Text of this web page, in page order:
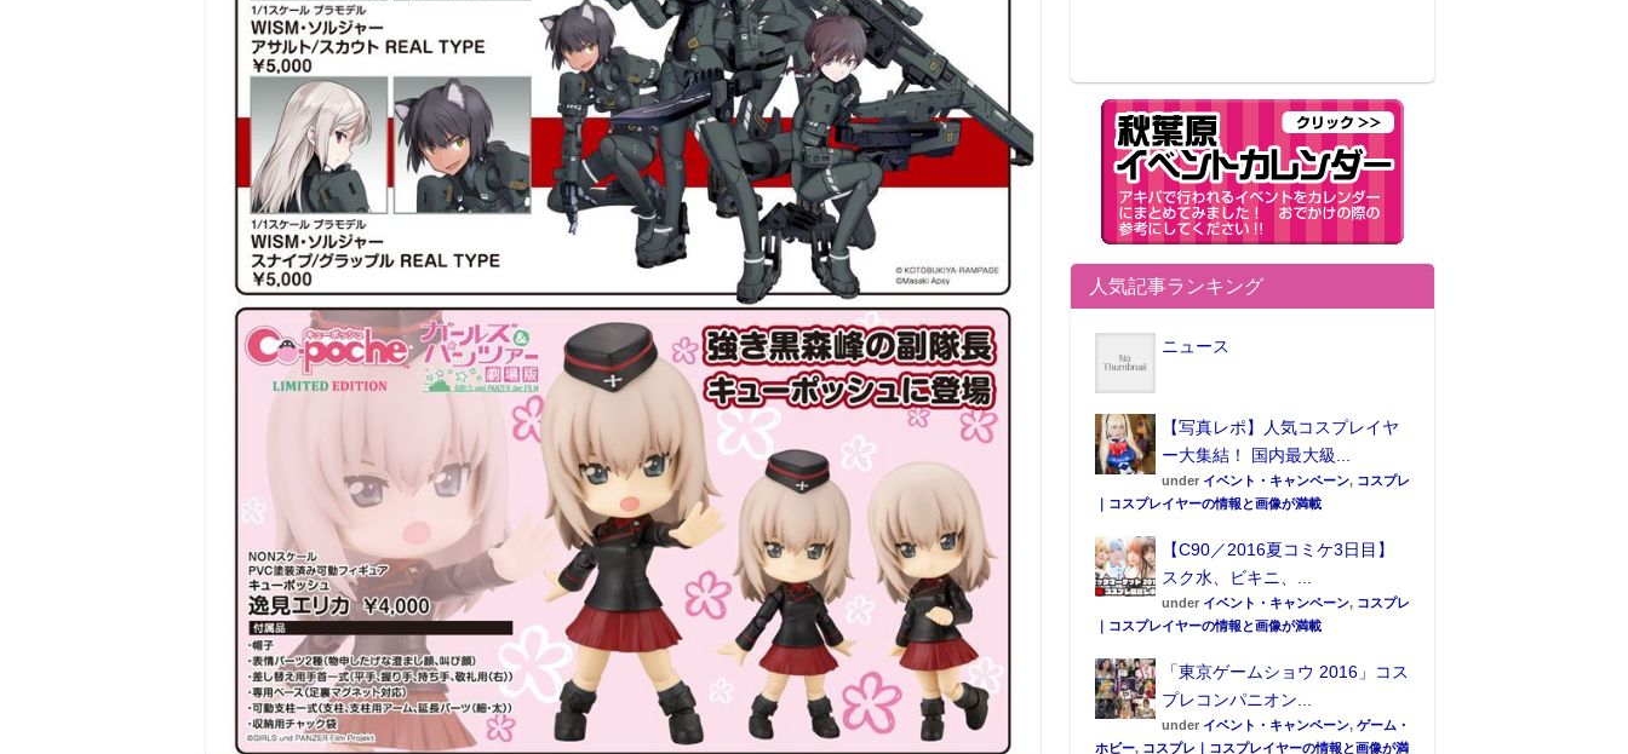
人気記事ランキング
ニュース
【写真レポ】人気コスプレイヤ
ー大集結！ 国内最大級...
under イベント・キャンペーン, コスプレ
｜コスプレイヤーの情報と画像が満載
【C90／2016夏コミケ3日目】
スク水、ビキニ、...
under イベント・キャンペーン, コスプレ
｜コスプレイヤーの情報と画像が満載
「東京ゲームショウ 2016」コス
プレコンパニオン...
under イベント・キャンペーン, ゲーム・
ホビー, コスプレ｜コスプレイヤーの情報と画像が満